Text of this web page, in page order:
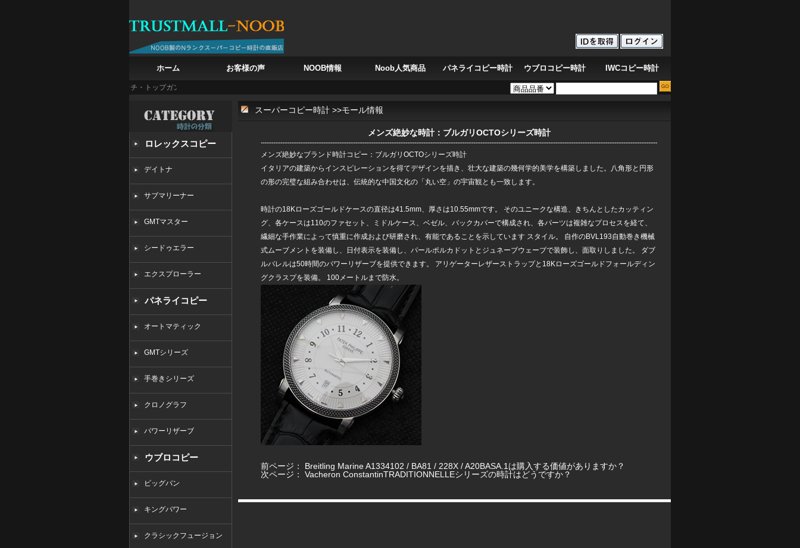
ホーム お客様の声 NOOB情報 Noob人気商品 パネライコピー時計 ウブロコピー時計 IWCコピー時計
ビッグ・パイロット・ウォッチ・トップガン、戦闘機の鼓動を腕に 白亜の記憶を腕に フランク・ミュラー カサブランカ 8880SCDT CASA、モロッコの風を刻む時 深海の鼓動を刻む青オーデマ ピゲ ロイヤルオーク オフショア ダイバー クロノグ
ロレックスコピー
デイトナ
サブマリーナー
GMTマスター
シードゥエラー
エクスプローラー
パネライコピー
オートマティック
GMTシリーズ
手巻きシリーズ
クロノグラフ
パワーリザーブ
ウブロコピー
ビッグバン
キングパワー
クラシックフュージョン
スーパーコピー時計 >>モール情報
メンズ絶妙な時計：ブルガリOCTOシリーズ時計
メンズ絶妙なブランド時計コピー ：ブルガリOCTOシリーズ時計
イタリアの建築からインスピレーションを得てデザインを描き、壮大な建築の幾何学的美学を構築しました。八角形と円形
の形の完璧な組み合わせは、伝統的な中国文化の「丸い空」の宇宙観とも一致します。
時計の18Kローズゴールドケースの直径は41.5mm、厚さは10.55mmです。 そのユニークな構造、きちんとしたカッティン
グ、各ケースは110のファセット、ミドルケース、ベゼル、バックカバーで構成され、各パーツは複雑なプロセスを経て、
繊細な手作業によって慎重に作成および研磨され、有能であることを示しています スタイル。 自作のBVL193自動巻き機械
式ムーブメントを装備し、日付表示を装備し、パールポルカドットとジュネーブウェーブで装飾し、面取りしました。 ダブ
ルバレルは50時間のパワーリザーブを提供できます。 アリゲーターレザーストラップと18Kローズゴールドフォールディン
グクラスプを装備。 100メートルまで防水。
前ページ： Breitling Marine A1334102 / BA81 / 228X / A20BASA.1は購入する価値がありますか？
次ページ： Vacheron ConstantinTRADITIONNELLEシリーズの時計はどうですか？